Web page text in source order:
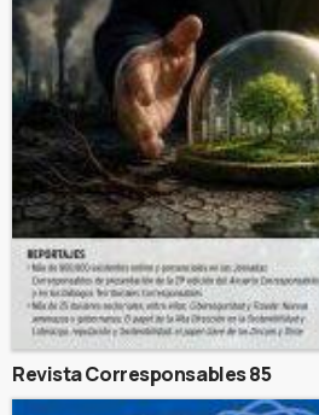
Revista Corresponsables 85